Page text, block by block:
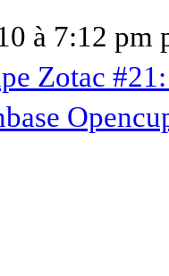
à 7:12 pm
Zotac